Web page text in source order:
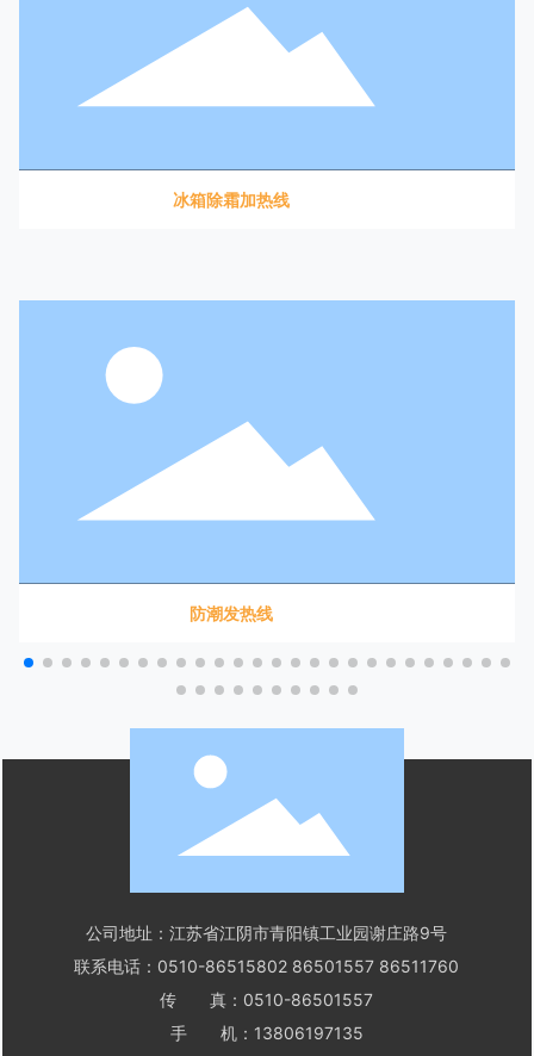
冰箱除霜加热线
防潮发热线
公司地址：江苏省江阴市青阳镇工业园谢庄路9号
联系电话： 0510-86515802 86501557 86511760
传 真：0510-86501557
手 机： 13806197135